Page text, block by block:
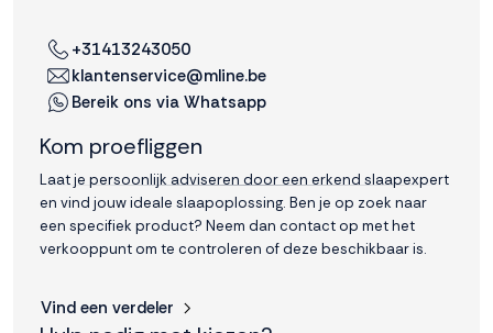
+31413243050
klantenservice@mline.be
Bereik ons via Whatsapp
Kom proefliggen
Laat je persoonlijk adviseren door een erkend slaapexpert
en vind jouw ideale slaapoplossing. Ben je op zoek naar
een specifiek product? Neem dan contact op met het
verkooppunt om te controleren of deze beschikbaar is.
Vind een verdeler